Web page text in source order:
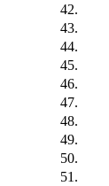
42.
43.
44.
45.
46.
47.
48.
49.
50.
51.